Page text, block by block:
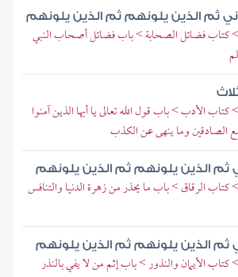
ثم الذين يلونهم ثم الذين يلونهم
فضائل الصحابة > باب فضائل أصحاب النبي
الأدب > باب قول الله تعالى يا أيها الذين آمنوا
مع الصادقين وما ينهى عن الكذب
الذين يلونهم ثم الذين يلونهم
الرقاق > باب ما يحذر من زهرة الدنيا والتنافس
الذين يلونهم ثم الذين يلونهم
الأيمان والنذور > باب إثم من لا يفي بالنذر